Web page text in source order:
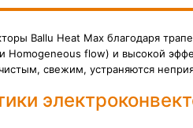
Ballu Heat Max благодаря
Homogeneous flow) и высокой
свежим, устраняются